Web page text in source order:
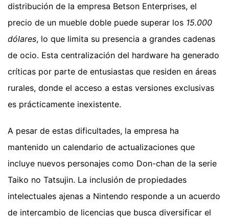
distribución de la empresa Betson Enterprises, el
precio de un mueble doble puede superar los 15.000
dólares, lo que limita su presencia a grandes cadenas
de ocio. Esta centralización del hardware ha generado
críticas por parte de entusiastas que residen en áreas
rurales, donde el acceso a estas versiones exclusivas
es prácticamente inexistente.
A pesar de estas dificultades, la empresa ha
mantenido un calendario de actualizaciones que
incluye nuevos personajes como Don-chan de la serie
Taiko no Tatsujin. La inclusión de propiedades
intelectuales ajenas a Nintendo responde a un acuerdo
de intercambio de licencias que busca diversificar el